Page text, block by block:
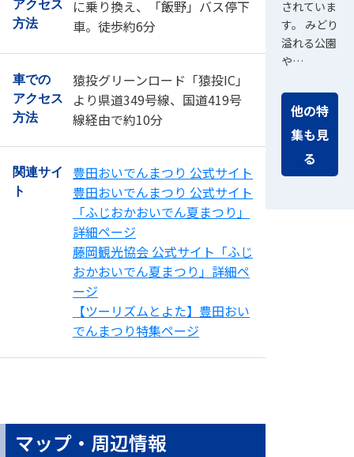
アクセス
方法
に乗り換え、「飯野」バス停下
車。徒歩約6分
車での
アクセス
方法
猿投グリーンロード「猿投IC」
より県道349号線、国道419号
線経由で約10分
関連サイ
ト
豊田おいでんまつり 公式サイト
豊田おいでんまつり 公式サイト
「ふじおかおいでん夏まつり」
詳細ページ
藤岡観光協会 公式サイト「ふじ
おかおいでん夏まつり」詳細ペ
ージ
【ツーリズムとよた】豊田おい
でんまつり特集ページ
マップ・周辺情報
されていま
す。 みどり
溢れる公園
や…
他の特
集も見
る